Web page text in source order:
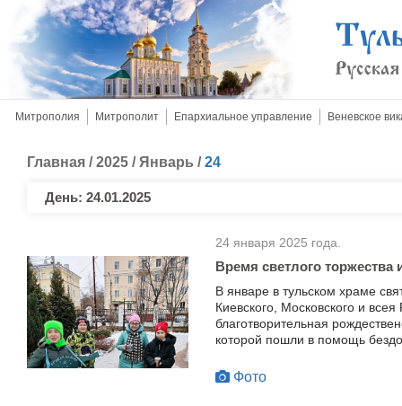
Митрополия Митрополит Епархиальное управление Веневское
Главная /2025 / Январь /24
День: 24.01.2025
24 января 2025 года.
Время светлого
В январе в тульском храме
Киевского, Московского и
благотворительная
которой пошли в помощь
Фото